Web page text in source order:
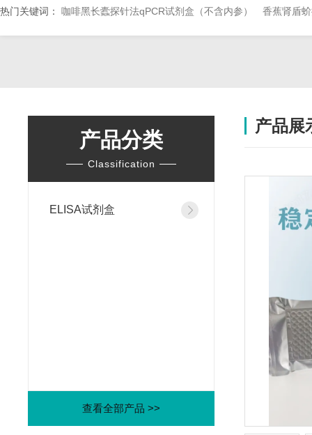
热门关键词： 咖啡黑长蠹探针法qPCR试剂盒（不含内参） 香蕉肾盾
产品分类
Classification
ELISA试剂盒
查看全部产品 >>
产品展